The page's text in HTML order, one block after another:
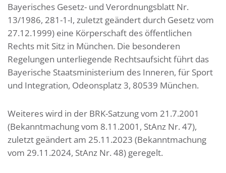
Bayerisches Gesetz- und Verordnungsblatt Nr.
13/1986, 281-1-I, zuletzt geändert durch Gesetz vom
27.12.1999) eine Körperschaft des öffentlichen
Rechts mit Sitz in München. Die besonderen
Regelungen unterliegende Rechtsaufsicht führt das
Bayerische Staatsministerium des Inneren, für Sport
und Integration, Odeonsplatz 3, 80539 München.
Weiteres wird in der BRK-Satzung vom 21.7.2001
(Bekanntmachung vom 8.11.2001, StAnz Nr. 47),
zuletzt geändert am 25.11.2023 (Bekanntmachung
vom 29.11.2024, StAnz Nr. 48) geregelt.